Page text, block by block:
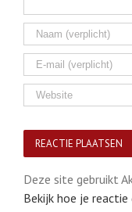
Deze site gebruikt
Bekijk hoe je